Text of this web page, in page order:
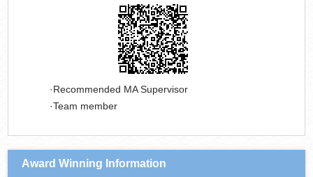
Recommended MA Supervisor
Team member
Award Winning Information